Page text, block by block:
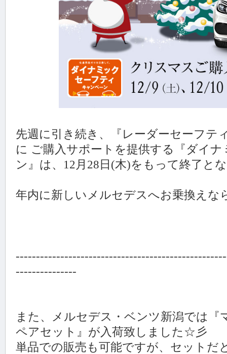
先週に引き続き、『レーダーセーフテ
に ご購入サポートを提供する『ダイ
ン』は、12月28日(木)をもって終了と
年内に新しいメルセデスへお乗換え
---------------
また、メルセデス・ベンツ新潟では
ペアセット』が入荷致しました☆彡
単品での販売も可能ですが、セットだ